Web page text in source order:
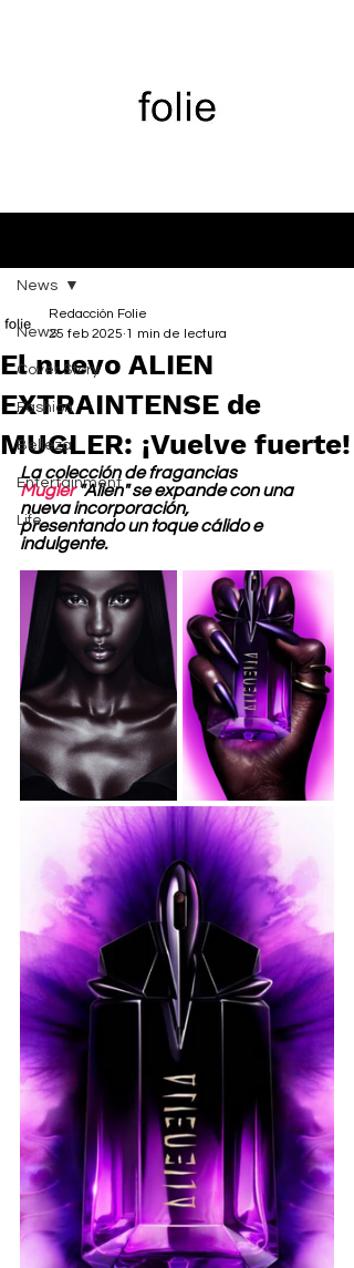
News
Cover Story
Fashion
Belleza
Entertainment
Life
News
El nuevo ALIEN
EXTRAINTENSE de
MUGLER: ¡Vuelve fuerte!
Redacción Folie
25 feb 2025 1 min de lectura
La colección de fragancias
Mugler "Alien" se expande con una
nueva incorporación,
presentando un toque cálido e
indulgente.